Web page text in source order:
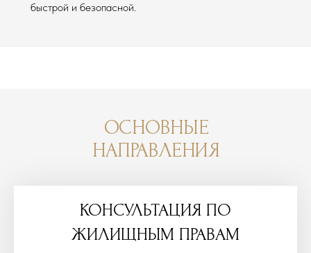
быстрой и безопасной.
ОСНОВНЫЕ
НАПРАВЛЕНИЯ
КОНСУЛЬТАЦИЯ ПО
ЖИЛИЩНЫМ ПРАВАМ